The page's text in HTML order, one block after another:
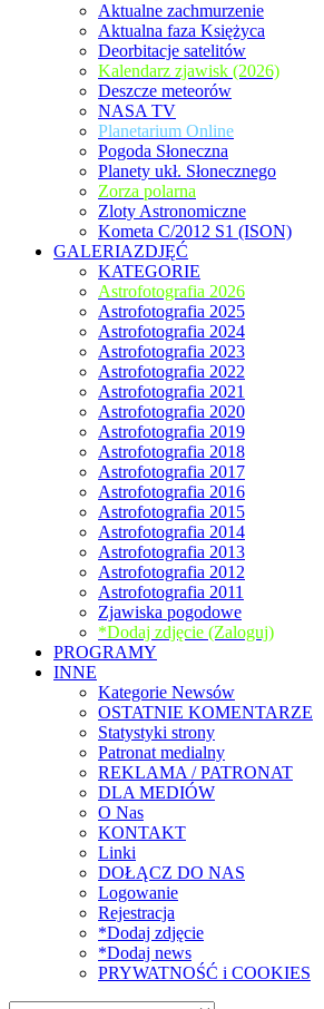
Aktualne zachmurzenie
Aktualna faza Księżyca
Deorbitacje satelitów
Kalendarz zjawisk (2026)
Deszcze meteorów
NASA TV
Planetarium Online
Pogoda Słoneczna
Planety ukł. Słonecznego
Zorza polarna
Zloty Astronomiczne
Kometa C/2012 S1 (ISON)
GALERIAZDJĘĆ
KATEGORIE
Astrofotografia 2026
Astrofotografia 2025
Astrofotografia 2024
Astrofotografia 2023
Astrofotografia 2022
Astrofotografia 2021
Astrofotografia 2020
Astrofotografia 2019
Astrofotografia 2018
Astrofotografia 2017
Astrofotografia 2016
Astrofotografia 2015
Astrofotografia 2014
Astrofotografia 2013
Astrofotografia 2012
Astrofotografia 2011
Zjawiska pogodowe
*Dodaj zdjęcie (Zaloguj)
PROGRAMY
INNE
Kategorie Newsów
OSTATNIE KOMENTARZE
Statystyki strony
Patronat medialny
REKLAMA / PATRONAT
DLA MEDIÓW
O Nas
KONTAKT
Linki
DOŁĄCZ DO NAS
Logowanie
Rejestracja
*Dodaj zdjęcie
*Dodaj news
PRYWATNOŚĆ i COOKIES